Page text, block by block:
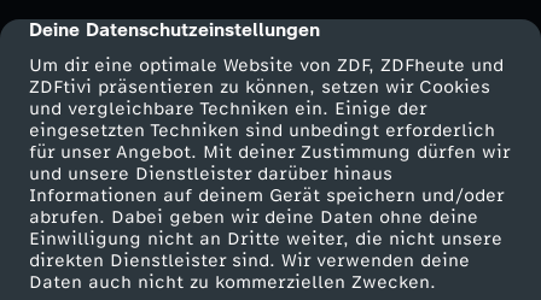
cmp-dialog-description
Deine Datenschutzeinstellungen
Um dir eine optimale Website von ZDF, ZDFheute und
ZDFtivi präsentieren zu können, setzen wir Cookies
und vergleichbare Techniken ein. Einige der
eingesetzten Techniken sind unbedingt erforderlich
für unser Angebot. Mit deiner Zustimmung dürfen wir
und unsere Dienstleister darüber hinaus
Informationen auf deinem Gerät speichern und/oder
abrufen. Dabei geben wir deine Daten ohne deine
Einwilligung nicht an Dritte weiter, die nicht unsere
direkten Dienstleister sind. Wir verwenden deine
Daten auch nicht zu kommerziellen Zwecken.
2
5
.
M
a
Mehr ZDF
ZDF-Apps
Smart TV
ZDFtext
Service
ZDFmitreden
Kontakt zum ZDF
Tickets